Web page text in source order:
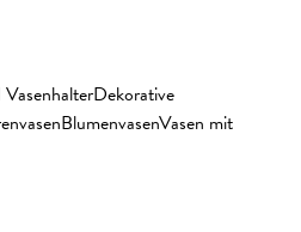
Dekorative
BlumenvasenVasen mit